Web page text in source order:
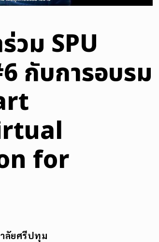
วม SPU
กับการอบรม
for
ลัยศรีปทุม